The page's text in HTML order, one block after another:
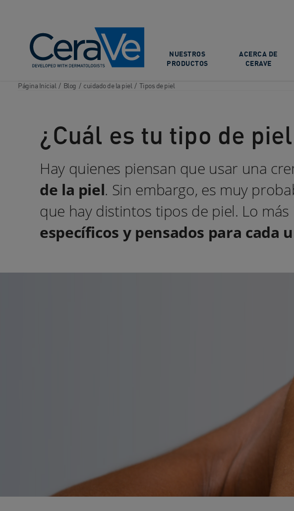
NUESTROS
PRODUCTOS
ACERCA DE
CERAVE
Página Inicial / Blog / cuidado de la piel / Tipos de piel
¿Cuál es tu tipo de
Hay quienes piensan que usar una
de la piel. Sin embargo, es muy
que hay distintos tipos de piel. Lo
específicos y pensados para cada